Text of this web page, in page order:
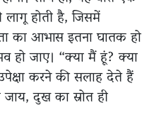
लागू होती है, जिसमें
का आभास इतना घातक हो
हो जाए। “क्या मैं हूं? क्या
करने की सलाह देते हैं
दुख का स्रोत ही